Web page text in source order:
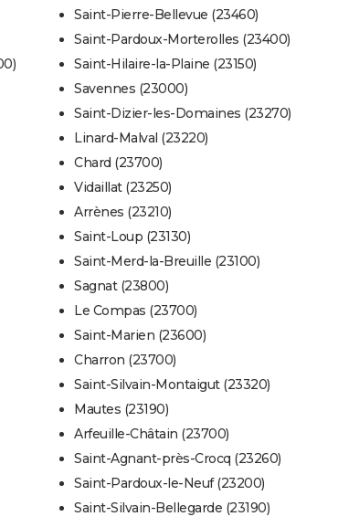
Saint-Pierre-Bellevue (23460)
Saint-Pardoux-Morterolles (23400)
Saint-Hilaire-la-Plaine (23150)
Savennes (23000)
Saint-Dizier-les-Domaines (23270)
Linard-Malval (23220)
Chard (23700)
Vidaillat (23250)
Arrènes (23210)
Saint-Loup (23130)
Saint-Merd-la-Breuille (23100)
Sagnat (23800)
Le Compas (23700)
Saint-Marien (23600)
Charron (23700)
Saint-Silvain-Montaigut (23320)
Mautes (23190)
Arfeuille-Châtain (23700)
Saint-Agnant-près-Crocq (23260)
Saint-Pardoux-le-Neuf (23200)
Saint-Silvain-Bellegarde (23190)